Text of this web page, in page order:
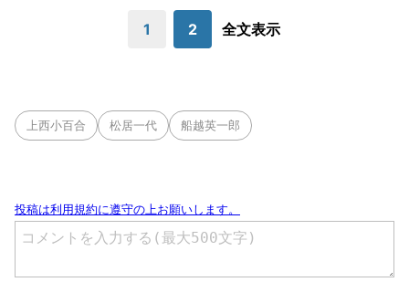
1 2 全文表示
上西小百合 松居一代 船越英一郎